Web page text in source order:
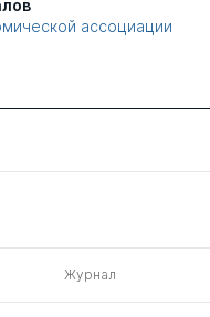
ассоциации
Журнал